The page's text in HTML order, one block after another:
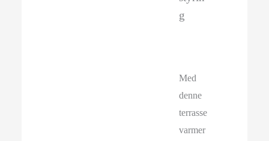
g
Med
denne
terrasse
varmer